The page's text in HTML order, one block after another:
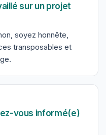
sur un projet
soyez honnête,
transposables et
vous informé(e)